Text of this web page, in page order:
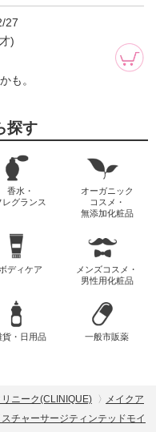
27
)
も。
探す
香水・
レグランス
オーガニック
コスメ・
無添加化粧品
ボディケア
メンズコスメ・
男性用化粧品
貨・日用品 一般市販薬
リニーク(CLINIQUE)
メイクア
スチャーサージティンテッドモイ